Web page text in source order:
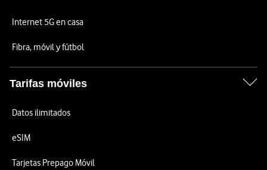
Internet 5G en casa
Fibra, móvil y fútbol
Tarifas móviles
Datos ilimitados
eSIM
Tarjetas Prepago Móvil